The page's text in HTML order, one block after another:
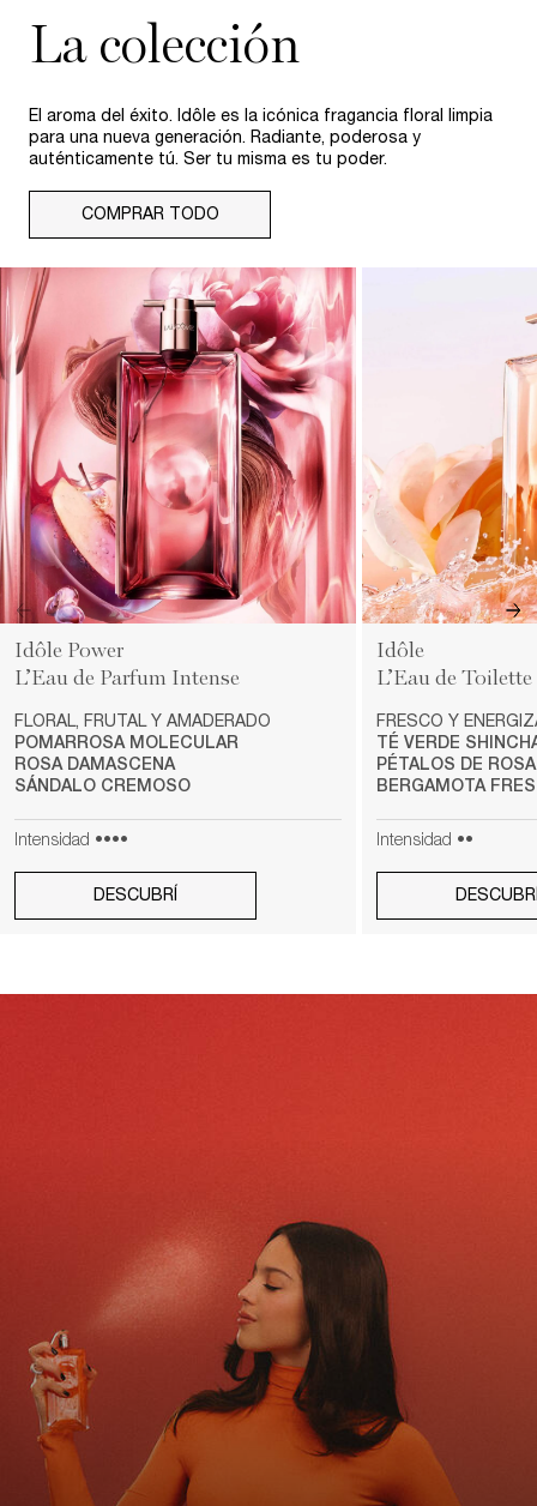
La colección
El aroma del éxito. Idôle es la icónica fragancia floral limpia
para una nueva generación. Radiante, poderosa y
auténticamente tú. Ser tu misma es tu poder.​
COMPRAR TODO
Idôle Power​
L’Eau de Parfum Intense
FLORAL, FRUTAL Y AMADERADO​
POMARROSA MOLECULAR​​
ROSA DAMASCENA
SÁNDALO CREMOSO​
Intensidad ••••
DESCUBRÍ
Idôle​
L’Eau de Toilette
FRESCO Y
TÉ VERDE
PÉTALOS DE ROSA​
BERGAMOTA
Intensidad ••